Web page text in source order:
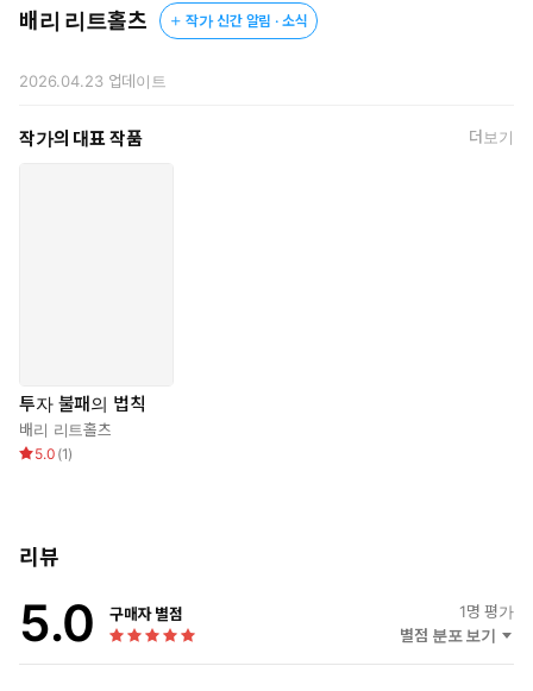
배리 리트홀츠 작가 신간 알림 · 소식
2026.04.23업데이트
작가의 대표 작품 더보기
투자 불패의 법칙
배리 리트홀츠
5.0 (1)
리뷰
5.0 구매자 별점 1명 평가
별점 분포 보기